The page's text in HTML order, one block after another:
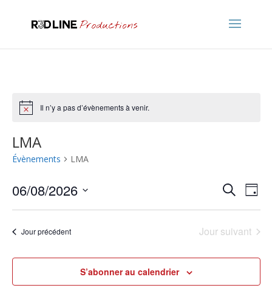
Notice Il n’y a pas d’évènements à venir.
LMA
Évènements LMA
et
de
Recherche
de
Jour
06/08/2026
date.Jour précédent Jour suivant
S’abonner au calendrier